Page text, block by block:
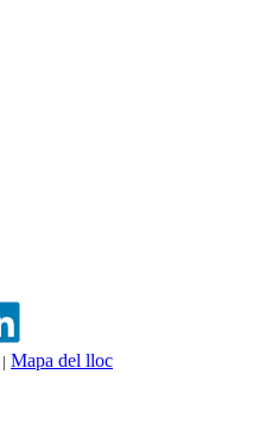
| Mapa del lloc